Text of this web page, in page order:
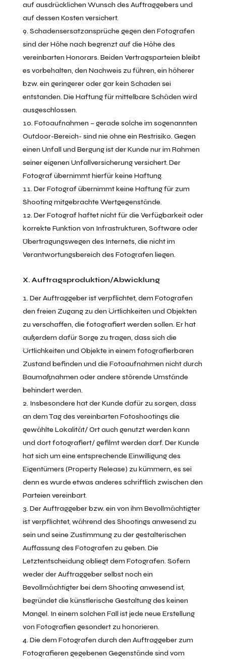
auf ausdrücklichen Wunsch des Auftraggebers und
auf dessen Kosten versichert.
Schadensersatzansprüche gegen den Fotografen
sind der Höhe nach begrenzt auf die Höhe des
vereinbarten Honorars. Beiden Vertragsparteien bleibt
es vorbehalten, den Nachweis zu führen, ein höherer
bzw. ein geringerer oder gar kein Schaden sei
entstanden. Die Haftung für mittelbare Schäden wird
ausgeschlossen.
Fotoaufnahmen – gerade solche im sogenannten
Outdoor-Bereich- sind nie ohne ein Restrisiko. Gegen
einen Unfall und Bergung ist der Kunde nur im Rahmen
seiner eigenen Unfallversicherung versichert. Der
Fotograf übernimmt hierfür keine Haftung.
Der Fotograf übernimmt keine Haftung für zum
Shooting mitgebrachte Wertgegenstände.
Der Fotograf haftet nicht für die Verfügbarkeit oder
korrekte Funktion von Infrastrukturen, Software oder
Übertragungswegen des Internets, die nicht im
Verantwortungsbereich des Fotografen liegen.
X. Auftragsproduktion/Abwicklung
Der Auftraggeber ist verpflichtet, dem Fotografen
den freien Zugang zu den Örtlichkeiten und Objekten
zu verschaffen, die fotografiert werden sollen. Er hat
außerdem dafür Sorge zu tragen, dass sich die
Örtlichkeiten und Objekte in einem fotografierbaren
Zustand befinden und die Fotoaufnahmen nicht durch
Baumaßnahmen oder andere störende Umstände
behindert werden.
Insbesondere hat der Kunde dafür zu sorgen, dass
an dem Tag des vereinbarten Fotoshootings die
gewählte Lokalität/ Ort auch genutzt werden kann
und dort fotografiert/ gefilmt werden darf. Der Kunde
hat sich um eine entsprechende Einwilligung des
Eigentümers (Property Release) zu kümmern, es sei
denn es wurde etwas anderes schriftlich zwischen den
Parteien vereinbart.
Der Auftraggeber bzw. ein von ihm Bevollmächtigter
ist verpflichtet, während des Shootings anwesend zu
sein und seine Zustimmung zu der gestalterischen
Auffassung des Fotografen zu geben. Die
Letztentscheidung obliegt dem Fotografen. Sofern
weder der Auftraggeber selbst noch ein
Bevollmächtigter bei dem Shooting anwesend ist,
begründet die künstlerische Gestaltung des keinen
Mangel. In einem solchen Fall ist jede neue Erstellung
von Fotografien gesondert zu honorieren.
Die dem Fotografen durch den Auftraggeber zum
Fotografieren gegebenen Gegenstände sind vom